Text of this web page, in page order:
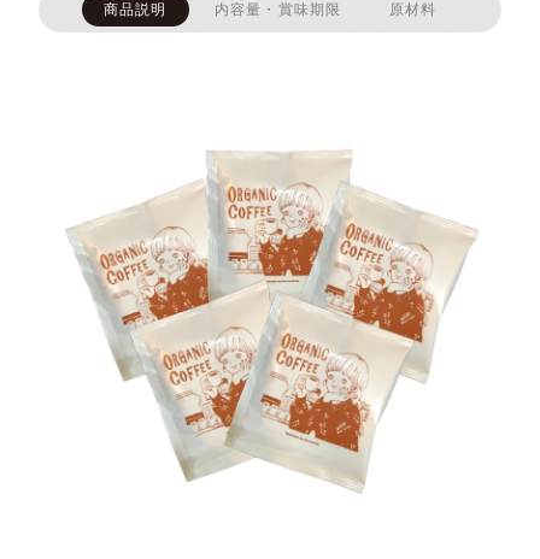
商品説明 内容量・賞味期限 原材料